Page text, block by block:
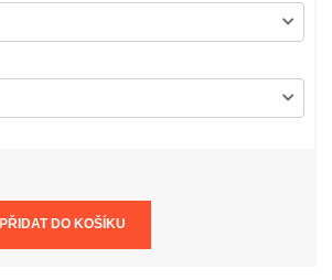
PŘIDAT DO KOŠÍKU